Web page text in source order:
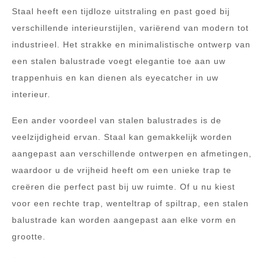
Staal heeft een tijdloze uitstraling en past goed bij
verschillende interieurstijlen, variërend van modern tot
industrieel. Het strakke en minimalistische ontwerp van
een stalen balustrade voegt elegantie toe aan uw
trappenhuis en kan dienen als eyecatcher in uw
interieur.
Een ander voordeel van stalen balustrades is de
veelzijdigheid ervan. Staal kan gemakkelijk worden
aangepast aan verschillende ontwerpen en afmetingen,
waardoor u de vrijheid heeft om een unieke trap te
creëren die perfect past bij uw ruimte. Of u nu kiest
voor een rechte trap, wenteltrap of spiltrap, een stalen
balustrade kan worden aangepast aan elke vorm en
grootte.